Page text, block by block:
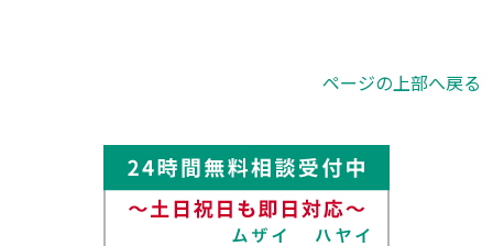
ページの上部へ戻る